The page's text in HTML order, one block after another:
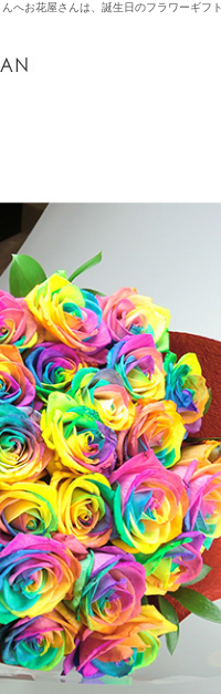
んへお花屋さんは、誕生日のフラワーギフ